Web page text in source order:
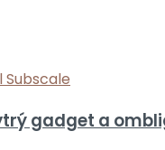
gadget a